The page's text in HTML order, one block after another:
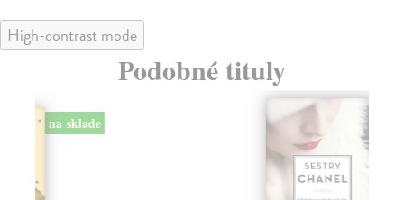
High-contrast mode
Podobné tituly